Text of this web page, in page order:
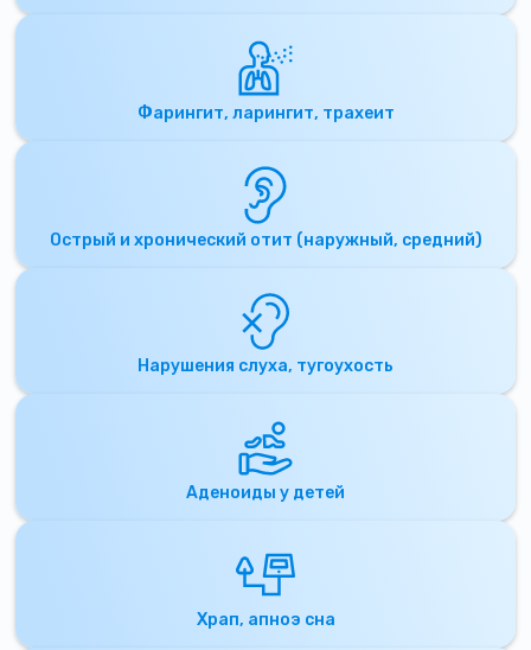
Фарингит, ларингит, трахеит
Острый и хронический отит (наружный, средний)
Нарушения слуха, тугоухость
Аденоиды у детей
Храп, апноэ сна